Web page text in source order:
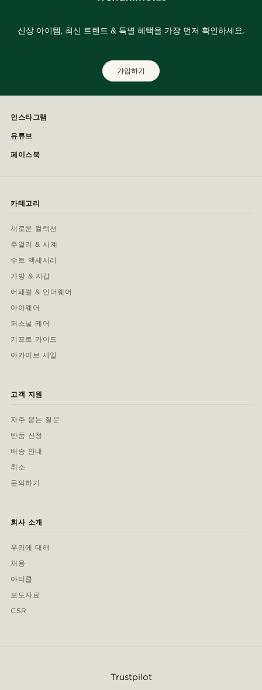
신상 아이템, 최신 트렌드 & 특별 혜택을 가장 먼저 확인하세요.
가입하기
인스타그램
유튜브
페이스북
카테고리
새로운 컬렉션
주얼리 & 시계
수트 액세서리
가방 & 지갑
어패럴 & 언더웨어
아이웨어
퍼스널 케어
기프트 가이드
아카이브 세일
고객 지원
자주 묻는 질문
반품 신청
배송 안내
취소
문의하기
회사 소개
우리에 대해
채용
아티클
보도자료
CSR
Trustpilot